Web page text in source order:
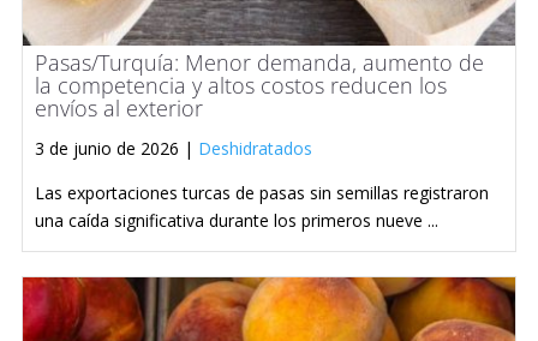
Pasas/Turquía: Menor demanda, aumento de
la competencia y altos costos reducen los
envíos al exterior
3 de junio de 2026 | Deshidratados
Las exportaciones turcas de pasas sin semillas registraron
una caída significativa durante los primeros nueve ...